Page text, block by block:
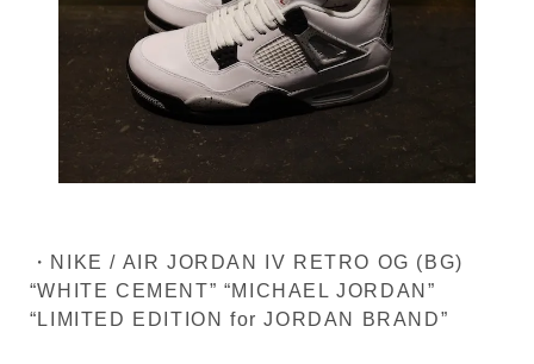
・NIKE / AIR JORDAN IV RETRO OG (BG)
“WHITE CEMENT” “MICHAEL JORDAN”
“LIMITED EDITION for JORDAN BRAND”